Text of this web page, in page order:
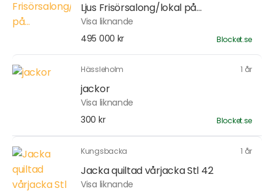
Ljus Frisörsalong/lokal på...
Visa liknande
495 000 kr
Blocket.se
Hässleholm 1 år
jackor
Visa liknande
300 kr
Blocket.se
Kungsbacka 1 år
Jacka quiltad vårjacka Stl 42
Visa liknande